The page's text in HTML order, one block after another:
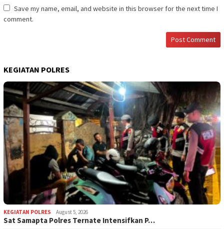
Save my name, email, and website in this browser for the next time I
comment.
KEGIATAN POLRES
KEGIATAN POLRES August 5, 2026
Sat Samapta Polres Ternate Intensifkan P…